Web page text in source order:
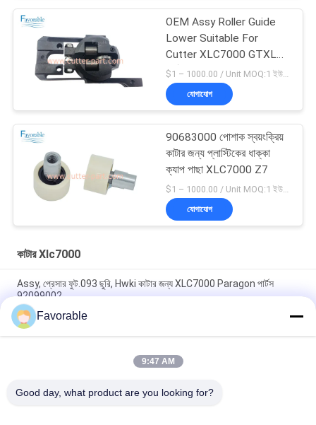
OEM Assy Roller Guide
Lower Suitable For
Cutter XLC7000 GTXL
পার্ট 94065000
যোগাযোগ
90683000 পোশাক স্বয়ংক্রিয়
কাটার জন্য প্লাস্টিকের ধাক্কা
ক্যাপ পাছা XLC7000 Z7
যোগাযোগ
কাটার Xlc7000
Assy, প্রেসার ফুট.093 ছুরি, Hwki কাটার জন্য XLC7000 Paragon পার্টস
92099002
90565000 বেল্ট ক্ল্যাম্প ক্যাপ মোবাইল অটো কাটার XLC7000 / Z7 এর জন্য
উপযুক্ত
অটো কাটার জন্য Wendon W40-3-104 রটার স্লিপিং যোগাযোগ করুন XCL7000
Favorable
9:47 AM
Good day, what product are you looking for?